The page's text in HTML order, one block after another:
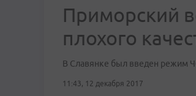
Приморский
плохого
В Славянке был введен режим
11:43, 12 декабря 2017